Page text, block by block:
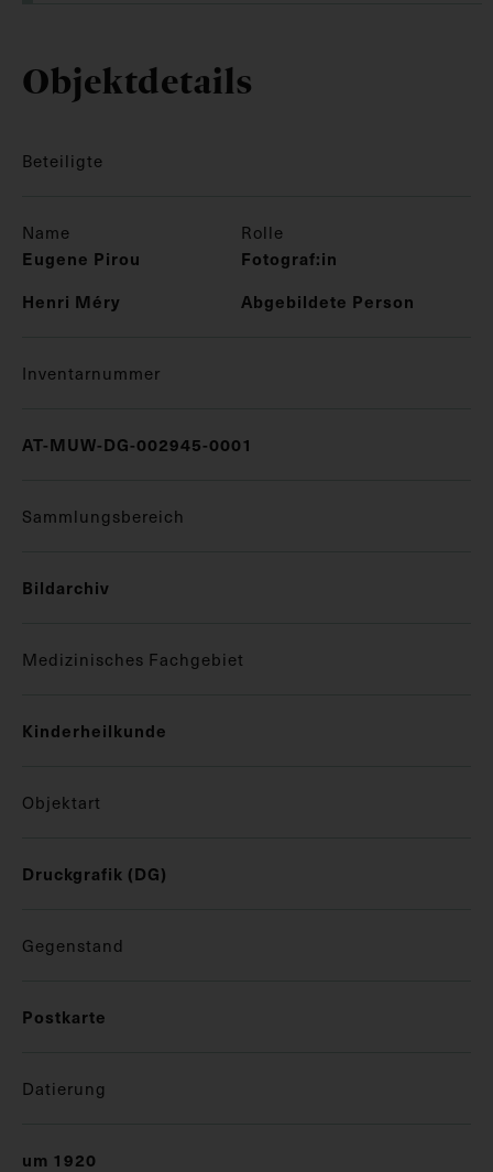
Objektdetails
Beteiligte
Name Rolle
Eugene Pirou
Fotograf:in
Henri Méry
Abgebildete Person
Inventarnummer
AT-MUW-DG-002945-0001
Sammlungsbereich
Bildarchiv
Medizinisches Fachgebiet
Kinderheilkunde
Objektart
Druckgrafik (DG)
Gegenstand
Postkarte
Datierung
um 1920